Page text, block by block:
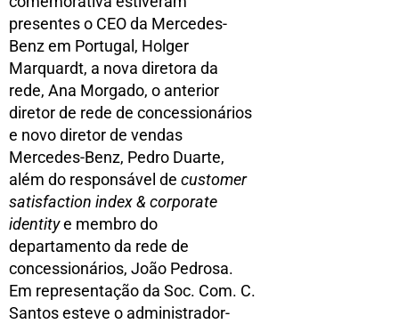
presentes o CEO da Mercedes-
Benz em Portugal, Holger
Marquardt, a nova diretora da
rede, Ana Morgado, o anterior
diretor de rede de concessionários
e novo diretor de vendas
Mercedes-Benz, Pedro Duarte,
além do responsável de customer
satisfaction index & corporate
identitye membro do
departamento da rede de
concessionários, João Pedrosa.
Em representação da Soc. Com. C.
Santos esteve o administrador-